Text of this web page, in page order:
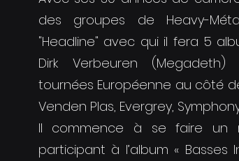
des groupes de Heavy-
"Headline" avec qui il fera 5
Dirk Verbeuren (Megadeth)
tournées Européenne au côté
Venden Plas, Evergrey,
Il commence à se faire un
participant à l’album « Basses